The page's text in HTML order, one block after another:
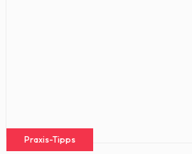
Praxis-Tipps